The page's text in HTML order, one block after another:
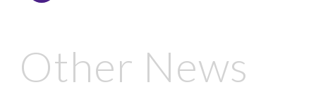
Other News